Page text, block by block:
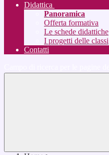
Didattica
Panoramica
Offerta formativa
Le schede didattiche
I progetti delle classi
Contatti